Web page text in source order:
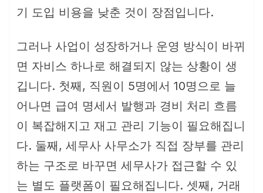
기 도입 비용을 낮춘 것이 장점입니다.
그러나 사업이 성장하거나 운영 방식이 바뀌
면 자비스 하나로 해결되지 않는 상황이 생
깁니다. 첫째, 직원이 5명에서 10명으로 늘
어나면 급여 명세서 발행과 경비 처리 흐름
이 복잡해지고 재고 관리 기능이 필요해집니
다. 둘째, 세무사 사무소가 직접 장부를 관리
하는 구조로 바꾸면 세무사가 접근할 수 있
는 별도 플랫폼이 필요해집니다. 셋째, 거래